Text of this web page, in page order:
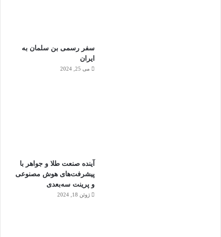
سفر رسمی بن سلمان به
ایران
می 25, 2024
آینده صنعت طلا و جواهر با
پیشرفت‌های هوش مصنوعی
و پرینت سه‌بعدی
ژوئن 18, 2024